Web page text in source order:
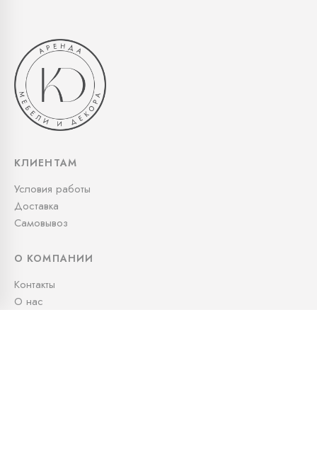
КЛИЕНТАМ
Условия работы
Доставка
Самовывоз
О КОМПАНИИ
Контакты
О нас